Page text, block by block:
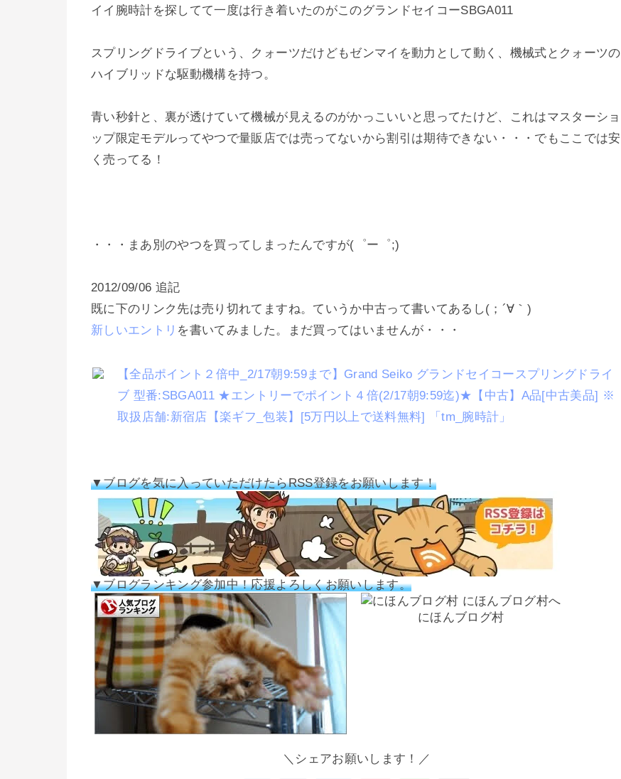
イイ腕時計を探してて一度は行き着いたのがこのグランドセイコーSBGA011
スプリングドライブという、クォーツだけどもゼンマイを動力として動く、機械式とクォーツの
ハイブリッドな駆動機構を持つ。
青い秒針と、裏が透けていて機械が見えるのがかっこいいと思ってたけど、これはマスターショ
ップ限定モデルってやつで量販店では売ってないから割引は期待できない・・・でもここでは安
く売ってる！
・・・まあ別のやつを買ってしまったんですが(゜ー゜;)
2012/09/06 追記
既に下のリンク先は売り切れてますね。ていうか中古って書いてあるし(；´∀｀)
新しいエントリ を書いてみました。まだ買ってはいませんが・・・
【全品ポイント２倍中_2/17朝9:59まで】Grand Seiko グランドセイコースプリングドライ
ブ 型番:SBGA011 ★エントリーでポイント４倍(2/17朝9:59迄)★【中古】A品[中古美品] ※
取扱店舗:新宿店【楽ギフ_包装】[5万円以上で送料無料] 「tm_腕時計」
▼ブログを気に入っていただけたらRSS登録をお願いします！
▼ブログランキング参加中！応援よろしくお願いします。
にほんブログ村
＼シェアお願いします！／